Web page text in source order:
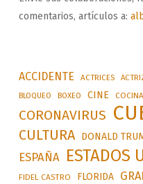
comentarios, artículos a:
ACCIDENTE ACTRICES
BLOQUEO BOXEO CINE
CORONAVIRUS
CULTURA DONALD
ESPAÑA ESTADOS
FIDEL CASTRO FLORIDA